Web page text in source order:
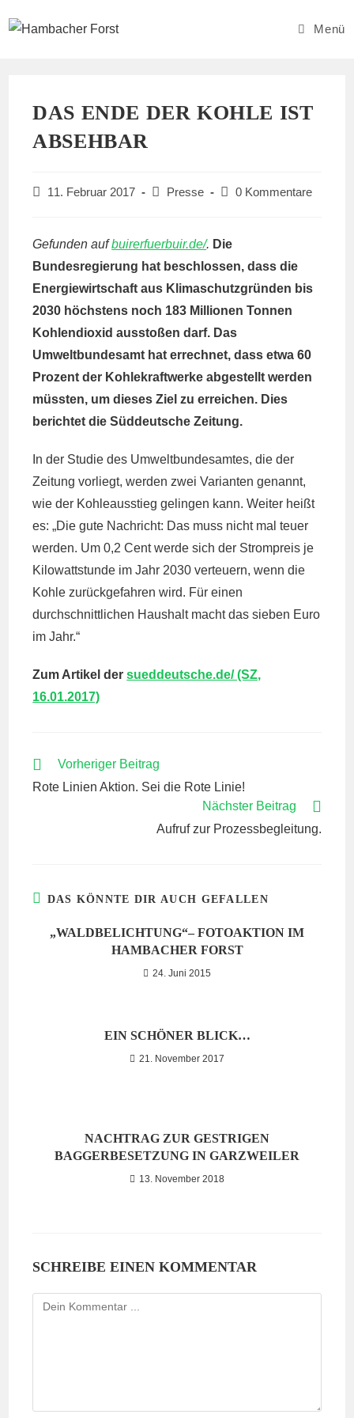
Inhalt
Menü
DAS ENDE DER KOHLE IST
ABSEHBAR
Beitrag
11. Februar 2017
Beitrags-
Presse
Beitrags-
0 Kommentare
Gefunden aufbuirerfuerbuir.de/. Die
Bundesregierung hat beschlossen, dass die
Energiewirtschaft aus Klimaschutzgründen bis
2030 höchstens noch 183 Millionen Tonnen
Kohlendioxid ausstoßen darf. Das
Umweltbundesamt hat errechnet, dass etwa 60
Prozent der Kohlekraftwerke abgestellt werden
müssten, um dieses Ziel zu erreichen. Dies
berichtet die Süddeutsche Zeitung.
In der Studie des Umweltbundesamtes, die der
Zeitung vorliegt, werden zwei Varianten genannt,
wie der Kohleausstieg gelingen kann. Weiter heißt
es: „Die gute Nachricht: Das muss nicht mal teuer
werden. Um 0,2 Cent werde sich der Strompreis je
Kilowattstunde im Jahr 2030 verteuern, wenn die
Kohle zurückgefahren wird. Für einen
durchschnittlichen Haushalt macht das sieben Euro
im Jahr.“
Zum Artikel dersueddeutsche.de/ (SZ,
16.01.2017)
WEITERE
ANSEHEN
Vorheriger Beitrag
Rote Linien Aktion. Sei die Rote Linie!
Nächster Beitrag
Aufruf zur Prozessbegleitung.
DAS KÖNNTE DIR AUCH GEFALLEN
„WALDBELICHTUNG“– FOTOAKTION IM
HAMBACHER FORST
24. Juni 2015
EIN SCHÖNER BLICK…
21. November 2017
NACHTRAG ZUR GESTRIGEN
BAGGERBESETZUNG IN GARZWEILER
13. November 2018
SCHREIBE EINEN KOMMENTAR
Kommentieren